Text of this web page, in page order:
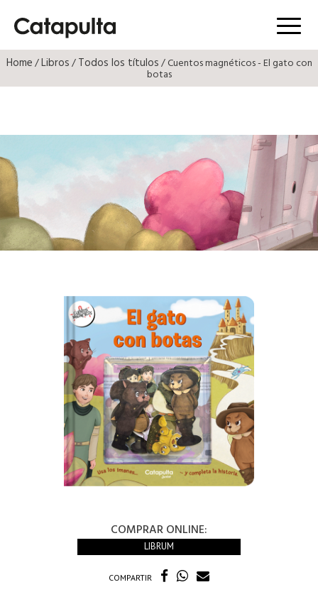
Menú
Home/Libros/Todos los títulos/ Cuentos magnéticos - El gato con
botas
COMPRAR ONLINE:
LIBRUM
COMPARTIR